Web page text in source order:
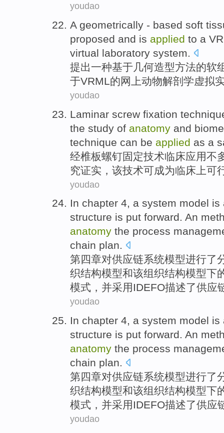
youdao
A geometrically - based soft
proposed and is applied to a
virtual laboratory system.
提出一种基于 几何造型方法的软
于VRML的网上动物解剖学虚拟
youdao
Laminar screw fixation
the study of anatomy and
technique can be applied as a
经椎板螺钉固定技术临床应用不
究证实 ， 该技术可成为临床上可
youdao
In chapter 4, a system model is
structure is put forward. An
anatomy the process
chain plan.
第四章对供应链系统模型进行了
织结构模型和该组织结构模型下
模式，并采用 IDEFO描述了供应
youdao
In chapter 4, a system model is
structure is put forward. An
anatomy the process
chain plan.
第四章对供应链系统模型进行了
织结构模型和该组织结构模型下
模式，并采用 IDEFO描述了供应
youdao